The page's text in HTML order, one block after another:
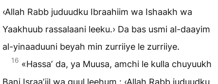
‹Allah Rabb juduudku Ibraahiim wa Ishaakh wa
Yaakhuub rassalaani leeku.› Da bas usmi al-daayim
al-yinaaduuni beyah min zurriiye le zurriiye.
16 «Hassaʼ da, ya Muusa, amchi le kulla chuyuukh
Bani Israaʼiil wa guul leehum : ‹Allah Rabb juduudku